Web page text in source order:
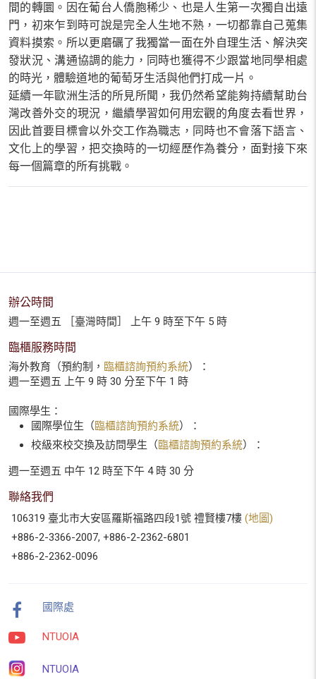
間的轉圜。因在葡台人僑胞稀少、也是人生第一次獨自出遠
門，初來乍到時可說是完全人生地不熟，一切都靠自己蒐集
資料摸索。所以更磨礪了我獨當一面在外自理生活、解決突
發狀況、溝通協調的能力，同時也獲得不少跟當地同學相處
的時光，體驗道地的葡萄牙生活與他們打成一片。
延續一年歐洲生活的所見所聞，我仍然希望能夠持續幫助台
灣改善外交的現況，繼續學習如何用宏觀的角度去看世界，
因此首要目標會以外交工作為職志，同時也不會落下語言、
文化上的學習，把交換時的一切經歷作為養分，面對接下來
每一個篇章的所有挑戰。
辦公時間
週一至週五 ［臺灣時間］ 上午 9 時至下午 5 時
臨櫃服務時間
海外教育（預約制， 臨櫃諮詢預約系統）：
週一至週五 上午 9 時 30 分至下午 1 時
國際學生：
國際學位生（臨櫃諮詢預約系統）：
校級來校交換及訪問學生（臨櫃諮詢預約系統）：
週一至週五 中午 12 時至下午 4 時 30 分
聯絡我們
106319 臺北市大安區羅斯福路四段1號 禮賢樓7樓 (地圖)
+886-2-3366-2007, +886-2-2362-6801
+886-2-2362-0096
國際處
NTUOIA
NTUOIA